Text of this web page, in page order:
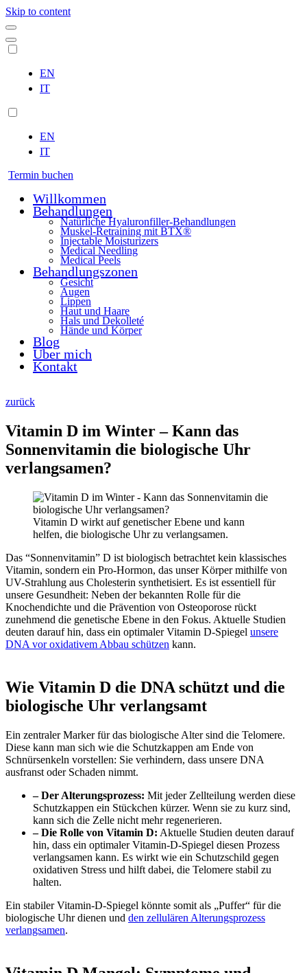
Skip to content
EN
IT
EN
IT
Termin buchen
Willkommen
Behandlungen
Natürliche Hyaluronfiller-Behandlungen
Muskel-Retraining mit BTX®
Injectable Moisturizers
Medical Needling
Medical Peels
Behandlungszonen
Gesicht
Augen
Lippen
Haut und Haare
Hals und Dekolleté
Hände und Körper
Blog
Über mich
Kontakt
zurück
Vitamin D im Winter – Kann das
Sonnenvitamin die biologische Uhr
verlangsamen?
Vitamin D wirkt auf genetischer Ebene und kann
helfen, die biologische Uhr zu verlangsamen.
Das “Sonnenvitamin” D ist biologisch betrachtet kein klassisches
Vitamin, sondern ein Pro-Hormon, das unser Körper mithilfe von
UV-Strahlung aus Cholesterin synthetisiert. Es ist essentiell für
unsere Gesundheit: Neben der bekannten Rolle für die
Knochendichte und die Prävention von Osteoporose rückt
zunehmend die genetische Ebene in den Fokus. Aktuelle Studien
deuten darauf hin, dass ein optimaler Vitamin D-Spiegel unsere
DNA vor oxidativem Abbau schützen kann.
Wie Vitamin D die DNA schützt und die
biologische Uhr verlangsamt
Ein zentraler Marker für das biologische Alter sind die Telomere.
Diese kann man sich wie die Schutzkappen am Ende von
Schnürsenkeln vorstellen: Sie verhindern, dass unsere DNA
ausfranst oder Schaden nimmt.
– Der Alterungsprozess: Mit jeder Zellteilung werden diese
Schutzkappen ein Stückchen kürzer. Wenn sie zu kurz sind,
kann sich die Zelle nicht mehr regenerieren.
– Die Rolle von Vitamin D: Aktuelle Studien deuten darauf
hin, dass ein optimaler Vitamin-D-Spiegel diesen Prozess
verlangsamen kann. Es wirkt wie ein Schutzschild gegen
oxidativen Stress und hilft dabei, die Telomere stabil zu
halten.
Ein stabiler Vitamin-D-Spiegel könnte somit als „Puffer“ für die
biologische Uhr dienen und den zellulären Alterungsprozess
verlangsamen.